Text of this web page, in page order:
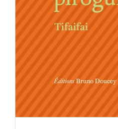
FLORA
Christophe Dauphin